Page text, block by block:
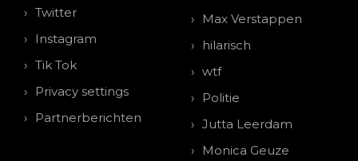
Twitter
Instagram
Tik Tok
Privacy settings
Partnerberichten
Max Verstappen
hilarisch
wtf
Politie
Jutta Leerdam
Monica Geuze